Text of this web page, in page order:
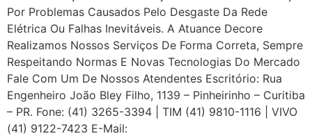
Por Problemas Causados Pelo Desgaste Da Rede
Elétrica Ou Falhas Inevitáveis. A Atuance Decore
Realizamos Nossos Serviços De Forma Correta, Sempre
Respeitando Normas E Novas Tecnologias Do Mercado
Fale Com Um De Nossos Atendentes Escritório: Rua
Engenheiro João Bley Filho, 1139 – Pinheirinho – Curitiba
– PR. Fone: (41) 3265-3394 | TIM (41) 9810-1116 | VIVO
(41) 9122-7423 E-Mail: